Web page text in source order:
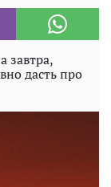
завтра,
дасть про